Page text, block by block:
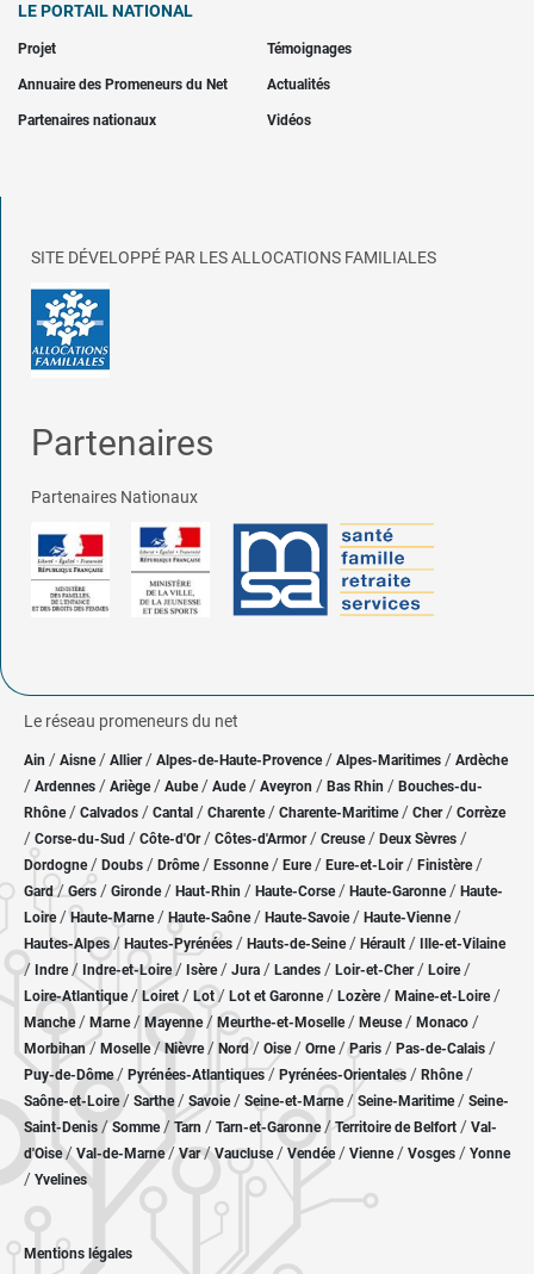
LE PORTAIL NATIONAL
Projet Témoignages
Annuaire des Promeneurs du Net Actualités
Partenaires nationaux Vidéos
SITE DÉVELOPPÉ PAR LES ALLOCATIONS FAMILIALES
Partenaires
Partenaires Nationaux
Le réseau promeneurs du net
Ain / Aisne/ Allier/ Alpes-de-Haute-Provence / Alpes-Maritimes / Ardèche
/ Ardennes / Ariège/ Aube/ Aude / Aveyron / Bas Rhin / Bouches-du-
Rhône/ Calvados / Cantal / Charente / Charente-Maritime/ Cher / Corrèze
/ Corse-du-Sud / Côte-d'Or / Côtes-d'Armor/ Creuse/ Deux Sèvres /
Dordogne/ Doubs / Drôme/ Essonne / Eure/ Eure-et-Loir / Finistère/
Gard/Gers / Gironde/ Haut-Rhin / Haute-Corse/ Haute-Garonne/ Haute-
Loire/Haute-Marne/ Haute-Saône/ Haute-Savoie/ Haute-Vienne/
Hautes-Alpes/ Hautes-Pyrénées / Hauts-de-Seine/ Hérault / Ille-et-Vilaine
/ Indre/ Indre-et-Loire/ Isère/ Jura / Landes / Loir-et-Cher/ Loire/
Loire-Atlantique/ Loiret / Lot/ Lot et Garonne/ Lozère / Maine-et-Loire/
Manche/ Marne/ Mayenne/ Meurthe-et-Moselle/ Meuse/ Monaco /
Morbihan/ Moselle/ Nièvre / Nord/ Oise / Orne/Paris / Pas-de-Calais /
Puy-de-Dôme/ Pyrénées-Atlantiques / Pyrénées-Orientales / Rhône/
Saône-et-Loire/ Sarthe/ Savoie/ Seine-et-Marne/ Seine-Maritime/ Seine-
Saint-Denis /Somme/ Tarn / Tarn-et-Garonne/Territoire de Belfort / Val-
d'Oise/ Val-de-Marne/Var/Vaucluse/ Vendée/ Vienne/ Vosges / Yonne
/ Yvelines
Mentions légales